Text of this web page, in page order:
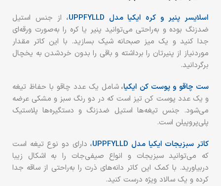
اسلایسر پنیر و کره ایکیا مدل UPPFYLLD ، از جنس استیل
ضدزنگ بوده و به‌راحتی می‌توانید پنیر یا کره را به‌صورت ورقه‌ای
جدا کنید و یک میز صبحانه شیک بسازید. با این کاتر مقدار
موردنیاز از پنیرتان را برداشته و باقی را بدون خردشدن به یخچال
برگردانید.
ست چاقو و پوست کن ایکیا،شامل یک عدد چاقو با حفاظ تیغه
و یک عدد پوست کن تیز است که در دو رنگ سبز و مشکی عرضه
می‌شود. جنس تیغه‌ها استیل ضدزنگ و دستگیره‌ها پلاستیک
پلی‌پروپیلن است.
کاتر سبزیجات ایکیا مدل UPPFYLLD
، دارای دو نوع تیغه است
که می‌توانید سبزیجات و انواع صیفی‌جات را به اشکال زیبا
دربیاورید. با کمک این کاتر دانه‌های ذرت را به‌راحتی از ساقه جدا
کرده و یک سالاد ویژه درست کنید.